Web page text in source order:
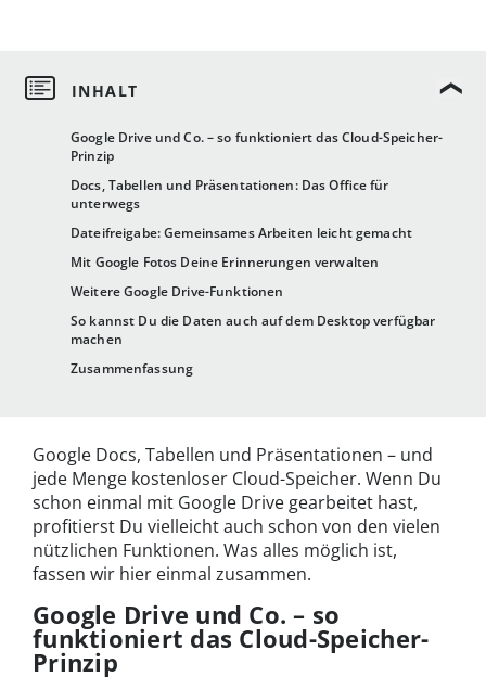
Google Drive und Co. – so funktioniert das Cloud-Speicher-
Prinzip
Docs, Tabellen und Präsentationen: Das Office für
unterwegs
Dateifreigabe: Gemeinsames Arbeiten leicht gemacht
Mit Google Fotos Deine Erinnerungen verwalten
Weitere Google Drive-Funktionen
So kannst Du die Daten auch auf dem Desktop verfügbar
machen
Zusammenfassung
Google Docs, Tabellen und Präsentationen – und
jede Menge kostenloser Cloud-Speicher. Wenn Du
schon einmal mit Google Drive gearbeitet hast,
profitierst Du vielleicht auch schon von den vielen
nützlichen Funktionen. Was alles möglich ist,
fassen wir hier einmal zusammen.
Google Drive und Co. – so
funktioniert das Cloud-Speicher-
Prinzip